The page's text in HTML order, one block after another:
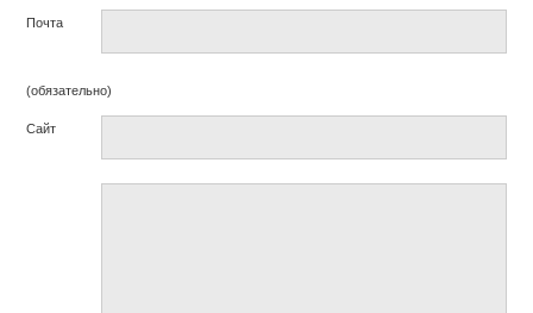
Почта
(обязательно)
Сайт